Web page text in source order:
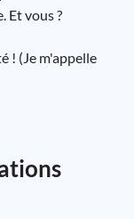
Et vous ?
! (Je m'appelle